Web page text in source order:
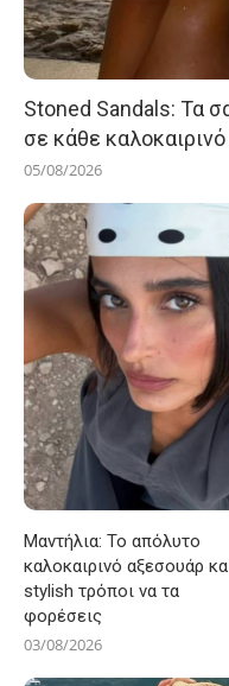
Stoned Sandals: Τα
σε κάθε
05/08/2026
Μαντήλια: Το απόλυτο
καλοκαιρινό αξεσουάρ
stylish τρόποι να τα
φορέσεις
03/08/2026